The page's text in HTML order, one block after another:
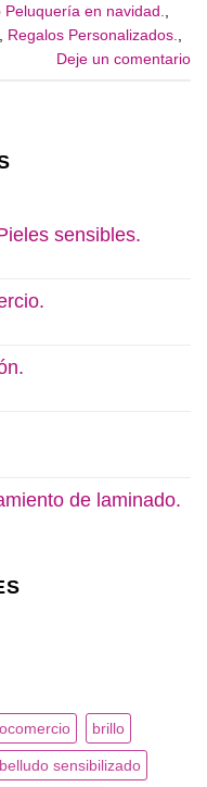
Peluquería en navidad.
Regalos Personalizados.
Deje un comentario
sensibles.
de laminado.
brillo
sensibilizado